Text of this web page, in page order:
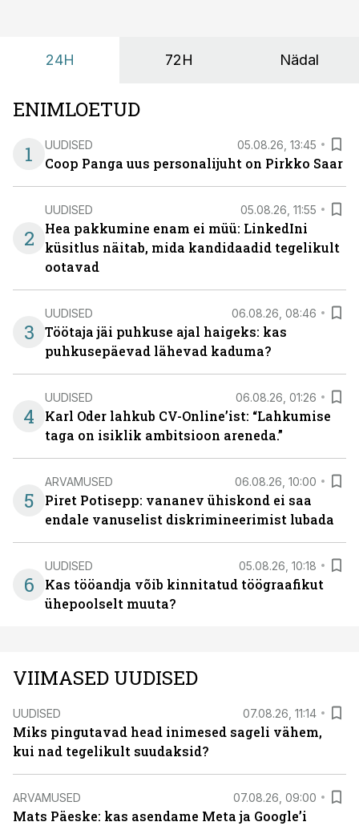
24H 72H Nädal
ENIMLOETUD
1
UUDISED 05.08.26, 13:45
Coop Panga uus personalijuht on Pirkko Saar
2
UUDISED 05.08.26, 11:55
Hea pakkumine enam ei müü: LinkedIni
küsitlus näitab, mida kandidaadid tegelikult
ootavad
3
UUDISED 06.08.26, 08:46
Töötaja jäi puhkuse ajal haigeks: kas
puhkusepäevad lähevad kaduma?
4
UUDISED 06.08.26, 01:26
Karl Oder lahkub CV-Online’ist: “Lahkumise
taga on isiklik ambitsioon areneda.”
5
ARVAMUSED 06.08.26, 10:00
Piret Potisepp: vananev ühiskond ei saa
endale vanuselist diskrimineerimist lubada
6
UUDISED 05.08.26, 10:18
Kas tööandja võib kinnitatud töögraafikut
ühepoolselt muuta?
VIIMASED UUDISED
UUDISED 07.08.26, 11:14
Miks pingutavad head inimesed sageli vähem,
kui nad tegelikult suudaksid?
ARVAMUSED 07.08.26, 09:00
Mats Päeske: kas asendame Meta ja Google’i